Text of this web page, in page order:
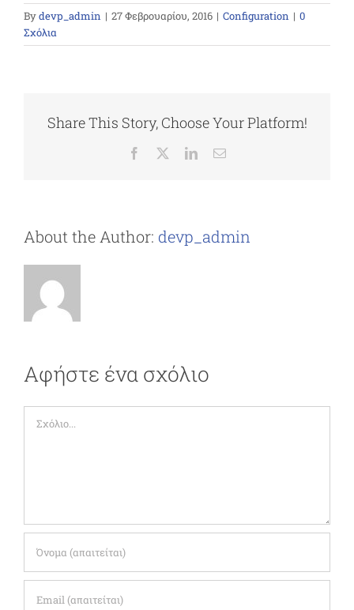
Bydevp_admin | 27 Φεβρουαρίου, 2016 | Configuration | 0
Σχόλια
Share This Story, Choose Your Platform!
Facebook LinkedInEmail
About the Author: devp_admin
Αφήστε ένα σχόλιο
Σχόλιο